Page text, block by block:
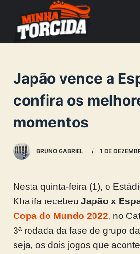
o
o
n
e
Japão vence a
confira os
momentos
BRUNO GABRIEL 1 DE
Nesta quinta-feira (1), o
Khalifa recebeu Japão x
Copa do Mundo 2022, no
3ª rodada da fase de grupo
seja, os dois jogos que